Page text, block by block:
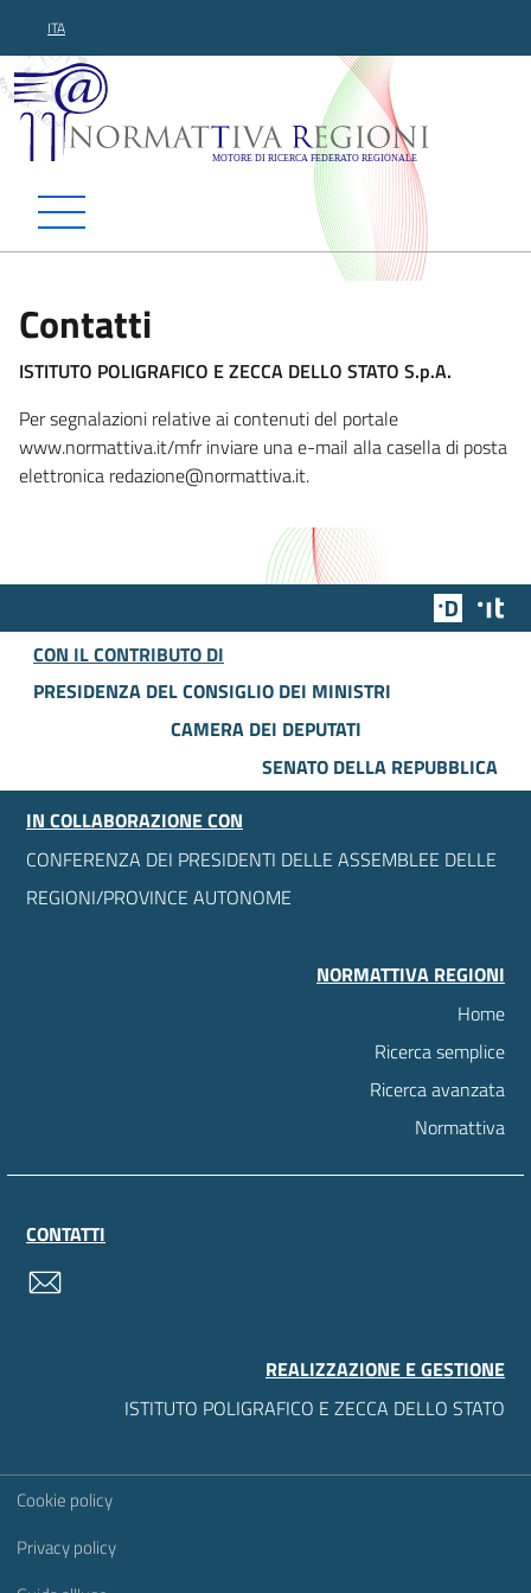
ITA
Normattiva Regioni -
Contatti
ISTITUTO POLIGRAFICO E ZECCA DELLO STATO S.p.A.
Per segnalazioni relative ai contenuti del portale
www.normattiva.it/mfr inviare una e-mail alla casella di posta
elettronica redazione@normattiva.it.
Team
CON IL CONTRIBUTO DI
PRESIDENZA DEL CONSIGLIO DEI MINISTRI
CAMERA DEI DEPUTATI
SENATO DELLA REPUBBLICA
IN COLLABORAZIONE CON
CONFERENZA DEI PRESIDENTI DELLE ASSEMBLEE DELLE
REGIONI/PROVINCE AUTONOME
NORMATTIVA REGIONI
Home
Ricerca semplice
Ricerca avanzata
Normattiva
CONTATTI
REALIZZAZIONE E GESTIONE
ISTITUTO POLIGRAFICO E ZECCA DELLO STATO
Sezione Link Utili
Cookie policy
Privacy policy